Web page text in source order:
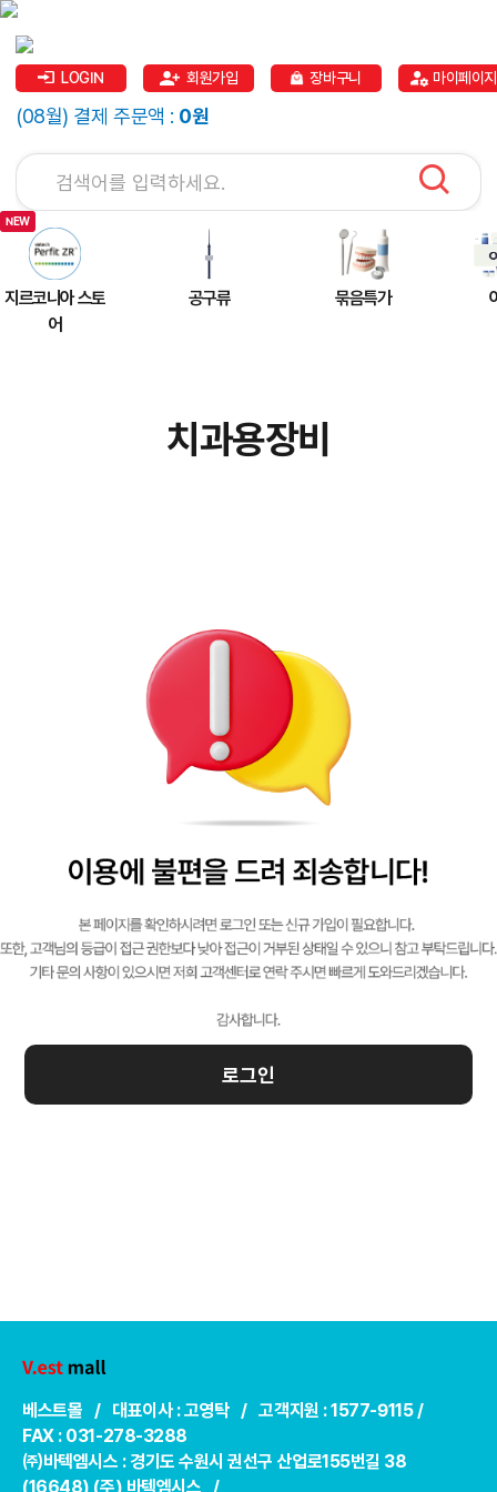
LOGIN 회원가입 장바구니 마이페이지
(08월) 결제 주문액 : 0원
지르코니아 스토
어
공구류 묶음특가
치과용장비
로그인
베스트몰 / 대표이사 : 고영탁 / 고객지원 : 1577-9115 /
FAX : 031-278-3288
㈜바텍엠시스 : 경기도 수원시 권선구 산업로155번길 38
(16648) (주) 바텍엠시스 /